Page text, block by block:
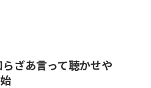
らざあ言って聴かせや